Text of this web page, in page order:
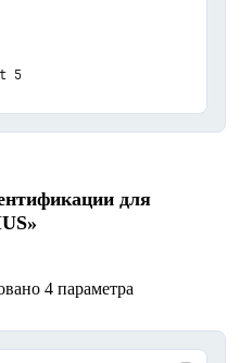
5
для
4 параметра